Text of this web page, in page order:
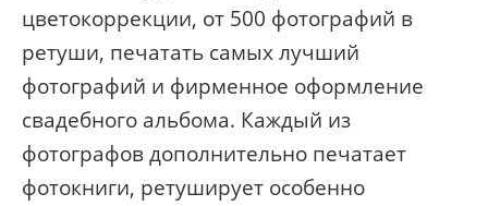
цветокоррекции, от 500 фотографий в
ретуши, печатать самых лучший
фотографий и фирменное оформление
свадебного альбома. Каждый из
фотографов дополнительно печатает
фотокниги, ретуширует особенно